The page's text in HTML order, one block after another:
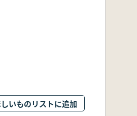
いものリストに追加